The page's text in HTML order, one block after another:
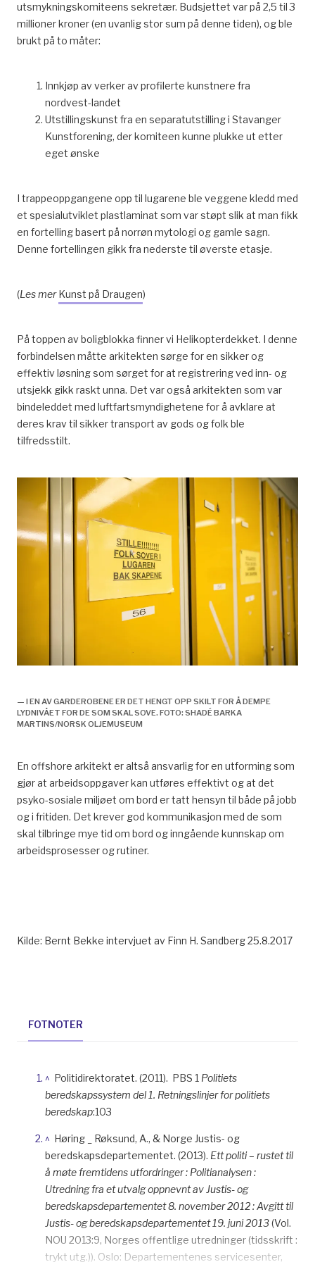
utsmykningskomiteens sekretær. Budsjettet var på 2,5 til 3
millioner kroner (en uvanlig stor sum på denne tiden), og ble
brukt på to måter:
Innkjøp av verker av profilerte kunstnere fra
nordvest-landet
Utstillingskunst fra en separatutstilling i Stavanger
Kunstforening, der komiteen kunne plukke ut etter
eget ønske
I trappeoppgangene opp til lugarene ble veggene kledd med
et spesialutviklet plastlaminat som var støpt slik at man fikk
en fortelling basert på norrøn mytologi og gamle sagn.
Denne fortellingen gikk fra nederste til øverste etasje.
(Les merKunst på Draugen)
På toppen av boligblokka finner vi Helikopterdekket. I denne
forbindelsen måtte arkitekten sørge for en sikker og
effektiv løsning som sørget for at registrering ved inn- og
utsjekk gikk raskt unna. Det var også arkitekten som var
bindeleddet med luftfartsmyndighetene for å avklare at
deres krav til sikker transport av gods og folk ble
tilfredsstilt.
— I EN AV GARDEROBENE ER DET HENGT OPP SKILT FOR Å DEMPE
LYDNIVÅET FOR DE SOM SKAL SOVE. FOTO: SHADÉ BARKA
MARTINS/NORSK OLJEMUSEUM
En offshore arkitekt er altså ansvarlig for en utforming som
gjør at arbeidsoppgaver kan utføres effektivt og at det
psyko-sosiale miljøet om bord er tatt hensyn til både på jobb
og i fritiden. Det krever god kommunikasjon med de som
skal tilbringe mye tid om bord og inngående kunnskap om
arbeidsprosesser og rutiner.
Kilde: Bernt Bekke intervjuet av Finn H. Sandberg 25.8.2017
FOTNOTER
^ Politidirektoratet. (2011). PBS 1 Politiets
beredskapssystem del 1. Retningslinjer for politiets
beredskap:103
^ Høring _ Røksund, A., & Norge Justis- og
beredskapsdepartementet. (2013). Ett politi – rustet til
å møte fremtidens utfordringer : Politianalysen :
Utredning fra et utvalg oppnevnt av Justis- og
beredskapsdepartementet 8. november 2012 : Avgitt til
Justis- og beredskapsdepartementet 19. juni 2013(Vol.
NOU 2013:9, Norges offentlige utredninger (tidsskrift :
trykt utg.)). Oslo: Departementenes servicesenter,